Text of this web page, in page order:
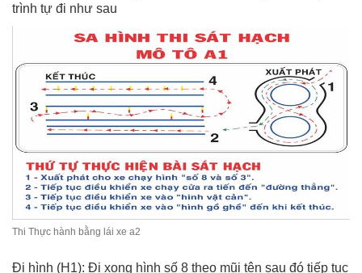
trình tự đi như sau
Thi Thực hành bằng lái xe a2
Đi hình (H1): Đi xong hình số 8 theo mũi tên sau đó tiếp tục